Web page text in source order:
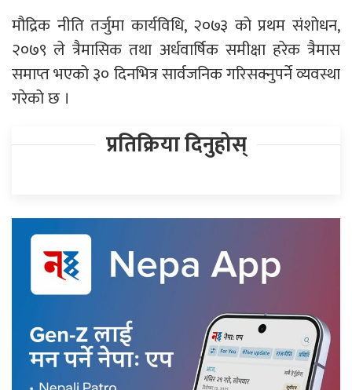
मौद्रिक नीति तर्जुमा कार्यविधि, २०७३ को प्रथम संशोधन,
२०७९ ले त्रैमासिक तथा अर्धवार्षिक समीक्षा हरेक त्रैमास
समाप्त भएको ३० दिनभित्र सार्वजनिक गरिसक्नुपर्ने व्यवस्था
गरेको छ ।
प्रतिक्रिया दिनुहोस्